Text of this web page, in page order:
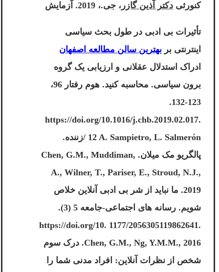
کنورثی دکتر آذین گازر ، جی.، 2019. آزمایش
تأثیرات بی ادبی در طول بحث سیاسی
اینترنتی بر بهترین سالن مطالعه اصفهان
ادراک استدلال عقلانی و ارزیابی یک گروه
برون سیاسی. محاسبه کنید. هوم رفتار 96،
123-132.
https://doi.org/10.1016/j.chb.2019.02.017.
12 A. Sampietro, L. Salmerón /زننده.
پالگریو مک میلان. Chen, G.M., Muddiman,
A., Wilner, T., Pariser, E., Stroud, N.J.,
2019. ما نباید از شر بی ادبی آنلاین خلاص
شویم. رسانه های اجتماعی-جامعه 5 (3).
https://doi.org/10. 1177/2056305119862641.
Chen, G.M., Ng, Y.M.M., 2016. درک سوم
شخص از نظرات آنلاین: افراد مدنی شما را